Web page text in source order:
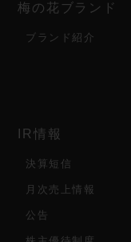
梅の花ブランド
ブランド紹介
IR情報
決算短信
月次売上情報
公告